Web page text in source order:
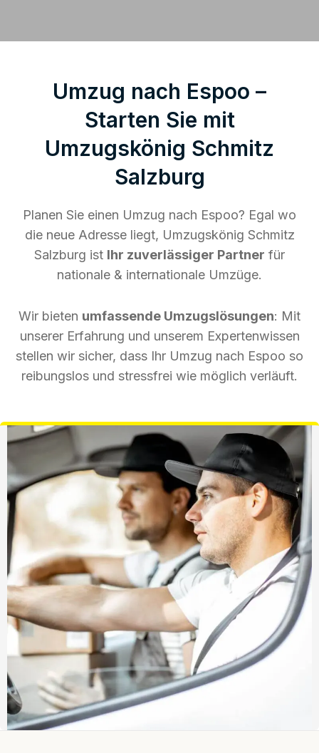
Umzug nach Espoo –
Starten Sie mit
Umzugskönig Schmitz
Salzburg
Planen Sie einen Umzug nach Espoo? Egal wo
die neue Adresse liegt, Umzugskönig Schmitz
Salzburg ist Ihr zuverlässiger Partner für
nationale & internationale Umzüge.
Wir bieten umfassende Umzugslösungen: Mit
unserer Erfahrung und unserem Expertenwissen
stellen wir sicher, dass Ihr Umzug nach Espoo so
reibungslos und stressfrei wie möglich verläuft.